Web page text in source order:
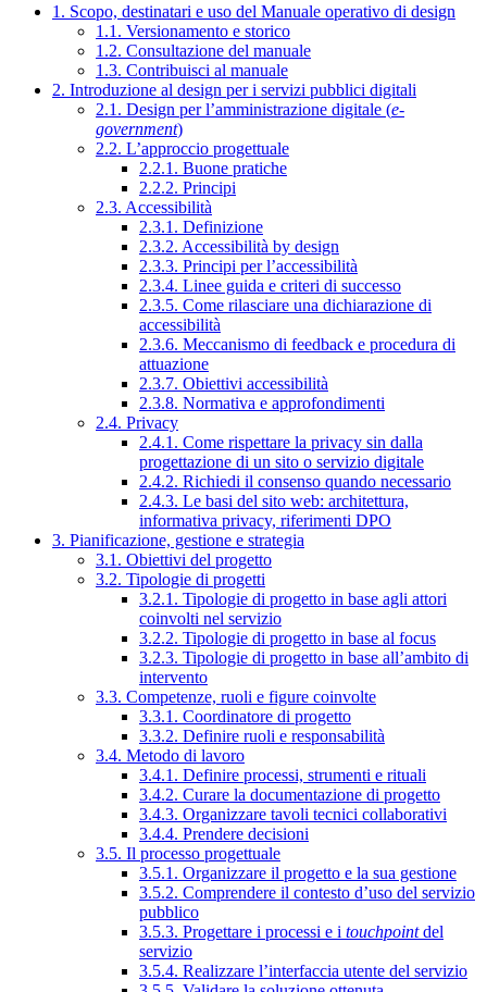
1. Scopo, destinatari e uso del Manuale operativo di design
1.1. Versionamento e storico
1.2. Consultazione del manuale
1.3. Contribuisci al manuale
2. Introduzione al design per i servizi pubblici digitali
2.1. Design per l’amministrazione digitale (e-
government)
2.2. L’approccio progettuale
2.2.1. Buone pratiche
2.2.2. Principi
2.3. Accessibilità
2.3.1. Definizione
2.3.2. Accessibilità by design
2.3.3. Principi per l’accessibilità
2.3.4. Linee guida e criteri di successo
2.3.5. Come rilasciare una dichiarazione di
accessibilità
2.3.6. Meccanismo di feedback e procedura di
attuazione
2.3.7. Obiettivi accessibilità
2.3.8. Normativa e approfondimenti
2.4. Privacy
2.4.1. Come rispettare la privacy sin dalla
progettazione di un sito o servizio digitale
2.4.2. Richiedi il consenso quando necessario
2.4.3. Le basi del sito web: architettura,
informativa privacy, riferimenti DPO
3. Pianificazione, gestione e strategia
3.1. Obiettivi del progetto
3.2. Tipologie di progetti
3.2.1. Tipologie di progetto in base agli attori
coinvolti nel servizio
3.2.2. Tipologie di progetto in base al focus
3.2.3. Tipologie di progetto in base all’ambito di
intervento
3.3. Competenze, ruoli e figure coinvolte
3.3.1. Coordinatore di progetto
3.3.2. Definire ruoli e responsabilità
3.4. Metodo di lavoro
3.4.1. Definire processi, strumenti e rituali
3.4.2. Curare la documentazione di progetto
3.4.3. Organizzare tavoli tecnici collaborativi
3.4.4. Prendere decisioni
3.5. Il processo progettuale
3.5.1. Organizzare il progetto e la sua gestione
3.5.2. Comprendere il contesto d’uso del servizio
pubblico
3.5.3. Progettare i processi e i touchpointdel
servizio
3.5.4. Realizzare l’interfaccia utente del servizio